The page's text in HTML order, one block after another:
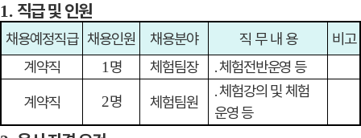
1. 직급 및 인원
채용예정직급 채용인원 채용분야 직 무 내 용
비고
계약직
1 명 체험팀장 ․체험전반운영 등
계약직
2명 체험팀원
․체험강의 및 체험
운영 등